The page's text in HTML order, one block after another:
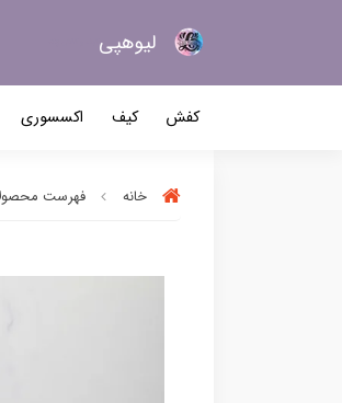
لیو‌هپی
کفش کیف اکسسوری
خانه فهرست